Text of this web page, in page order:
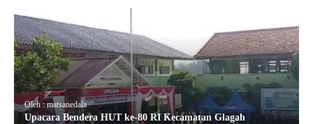
Oleh : matsanedala
Upacara Bendera HUT ke-80 RI Kecamatan Glagah